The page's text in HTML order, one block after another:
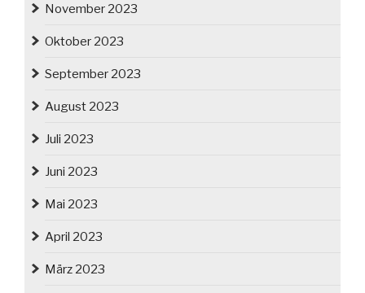
November 2023
Oktober 2023
September 2023
August 2023
Juli 2023
Juni 2023
Mai 2023
April 2023
März 2023